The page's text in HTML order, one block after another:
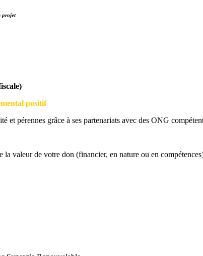
projet
positif
et pérennes grâce à ses partenariats avec des ONG
valeur de votre don (financier, en nature ou en